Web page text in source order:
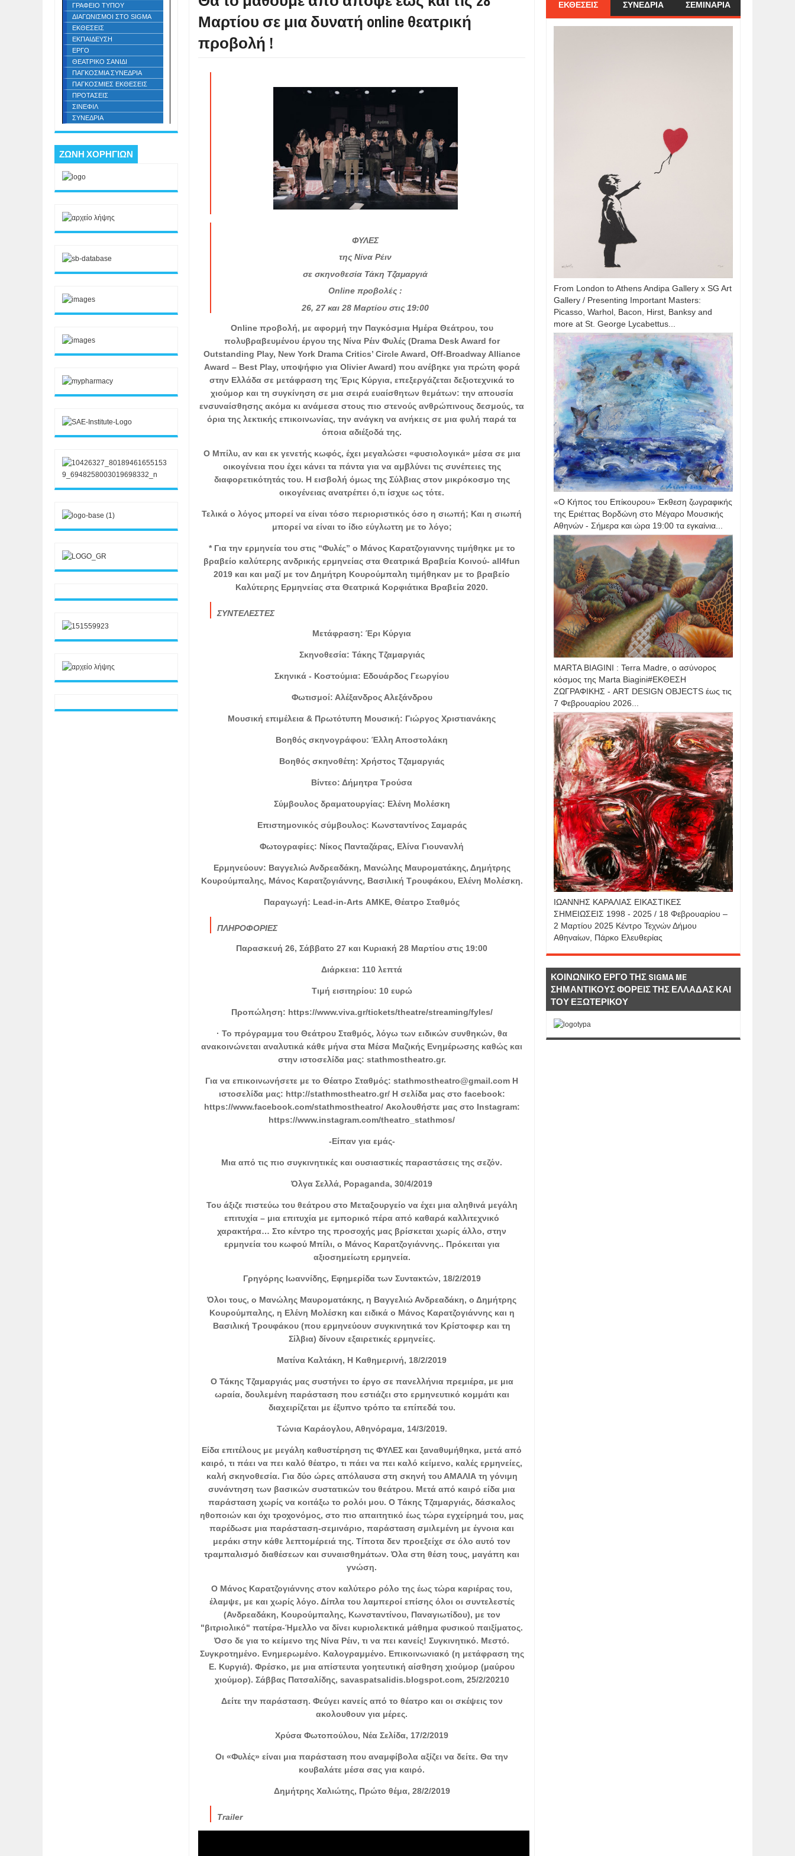
Μαρτίου σε μια δυνατή online θεατρική
προβολή !
ΦΥΛΕΣ
της Νίνα Ρέιν
σε σκηνοθεσία Τάκη Τζαμαργιά
Οnline προβολές :
26, 27 και 28 Μαρτίου στις 19:00
Οnline προβολή, με αφορμή την Παγκόσμια Ημέρα Θεάτρου, του
πολυβραβευμένου έργου της Νίνα Ρέιν Φυλές (Drama Desk Award for
Outstanding Play, New York Drama Critics’ Circle Award, Off-Broadway Alliance
Award – Best Play, υποψήφιο για Olivier Award) που ανέβηκε για πρώτη φορά
στην Ελλάδα σε μετάφραση της Έρις Κύργια, επεξεργάζεται δεξιοτεχνικά το
χιούμορ και τη συγκίνηση σε μια σειρά ευαίσθητων θεμάτων: την απουσία
ενσυναίσθησης ακόμα κι ανάμεσα στους πιο στενούς ανθρώπινους δεσμούς, τα
όρια της λεκτικής επικοινωνίας, την ανάγκη να ανήκεις σε μια φυλή παρά τα
όποια αδιέξοδά της.
Ο Μπίλυ, αν και εκ γενετής κωφός, έχει μεγαλώσει «φυσιολογικά» μέσα σε μια
οικογένεια που έχει κάνει τα πάντα για να αμβλύνει τις συνέπειες της
διαφορετικότητάς του. Η εισβολή όμως της Σύλβιας στον μικρόκοσμο της
οικογένειας ανατρέπει ό,τι ίσχυε ως τότε.
Τελικά ο λόγος μπορεί να είναι τόσο περιοριστικός όσο η σιωπή; Και η σιωπή
μπορεί να είναι το ίδιο εύγλωττη με το λόγο;
* Για την ερμηνεία του στις “Φυλές” ο Μάνος Καρατζογιαννης τιμήθηκε με το
βραβείο καλύτερης ανδρικής ερμηνείας στα Θεατρικά Βραβεία Κοινού- all4fun
2019 και και μαζί με τον Δημήτρη Κουρούμπαλη τιμήθηκαν με το βραβείο
Καλύτερης Ερμηνείας στα Θεατρικά Κορφιάτικα Βραβεία 2020.
ΣΥΝΤΕΛΕΣΤΕΣ
Μετάφραση: Έρι Κύργια
Σκηνοθεσία: Τάκης Τζαμαργιάς
Σκηνικά - Κοστούμια: Εδουάρδος Γεωργίου
Φωτισμοί: Αλέξανδρος Αλεξάνδρου
Μουσική επιμέλεια & Πρωτότυπη Μουσική: Γιώργος Χριστιανάκης
Βοηθός σκηνογράφου: Έλλη Αποστολάκη
Βοηθός σκηνοθέτη: Χρήστος Τζαμαργιάς
Βίντεο: Δήμητρα Τρούσα
Σύμβουλος δραματουργίας: Ελένη Μολέσκη
Επιστημονικός σύμβουλος: Κωνσταντίνος Σαμαράς
Φωτογραφίες: Νίκος Πανταζάρας, Ελίνα Γιουνανλή
Ερμηνεύουν: Βαγγελιώ Ανδρεαδάκη, Μανώλης Μαυροματάκης, Δημήτρης
Κουρούμπαλης, Μάνος Καρατζογιάννης, Βασιλική Τρουφάκου, Ελένη Μολέσκη.
Παραγωγή: Lead-in-Arts ΑΜΚΕ, Θέατρο Σταθμός
ΠΛΗΡΟΦΟΡΙΕΣ
Παρασκευή 26, Σάββατο 27 και Κυριακή 28 Μαρτίου στις 19:00
Διάρκεια: 110 λεπτά
Τιμή εισιτηρίου: 10 ευρώ
Προπώληση: https://www.viva.gr/tickets/theatre/streaming/fyles/
· Το πρόγραμμα του Θεάτρου Σταθμός, λόγω των ειδικών συνθηκών, θα
ανακοινώνεται αναλυτικά κάθε μήνα στα Μέσα Μαζικής Ενημέρωσης καθώς και
στην ιστοσελίδα μας: stathmostheatro.gr.
Για να επικοινωνήσετε με το Θέατρο Σταθμός: stathmostheatro@gmail.com Η
ιστοσελίδα μας: http://stathmostheatro.gr/ Η σελίδα μας στο facebook:
https://www.facebook.com/stathmostheatro/ Ακολουθήστε μας στο Ιnstagram:
https://www.instagram.com/theatro_stathmos/
-Είπαν για εμάς-
Μια από τις πιο συγκινητικές και ουσιαστικές παραστάσεις της σεζόν.
Όλγα Σελλά, Popaganda, 30/4/2019
Του άξιζε πιστεύω του θεάτρου στο Μεταξουργείο να έχει μια αληθινά μεγάλη
επιτυχία – μια επιτυχία με εμπορικό πέρα από καθαρά καλλιτεχνικό
χαρακτήρα… Στο κέντρο της προσοχής μας βρίσκεται χωρίς άλλο, στην
ερμηνεία του κωφού Μπίλι, ο Μάνος Καρατζογιάννης.. Πρόκειται για
αξιοσημείωτη ερμηνεία.
Γρηγόρης Ιωαννίδης, Εφημερίδα των Συντακτών, 18/2/2019
Όλοι τους, ο Μανώλης Μαυροματάκης, η Βαγγελιώ Ανδρεαδάκη, ο Δημήτρης
Κουρούμπαλης, η Ελένη Μολέσκη και ειδικά ο Μάνος Καρατζογιάννης και η
Βασιλική Τρουφάκου (που ερμηνεύουν συγκινητικά τον Κρίστοφερ και τη
Σίλβια) δίνουν εξαιρετικές ερμηνείες.
Ματίνα Καλτάκη, Η Καθημερινή, 18/2/2019
Ο Τάκης Τζαμαργιάς μας συστήνει το έργο σε πανελλήνια πρεμιέρα, με μια
ωραία, δουλεμένη παράσταση που εστιάζει στο ερμηνευτικό κομμάτι και
διαχειρίζεται με έξυπνο τρόπο τα επίπεδά του.
Τώνια Καράογλου, Αθηνόραμα, 14/3/2019.
Είδα επιτέλους με μεγάλη καθυστέρηση τις ΦΥΛΕΣ και ξαναθυμήθηκα, μετά από
καιρό, τι πάει να πει καλό θέατρο, τι πάει να πει καλό κείμενο, καλές ερμηνείες,
καλή σκηνοθεσία. Για δύο ώρες απόλαυσα στη σκηνή του ΑΜΑΛΙΑ τη γόνιμη
συνάντηση των βασικών συστατικών του θεάτρου. Μετά από καιρό είδα μια
παράσταση χωρίς να κοιτάξω το ρολόι μου. Ο Τάκης Τζαμαργιάς, δάσκαλος
ηθοποιών και όχι τροχονόμος, στο πιο απαιτητικό έως τώρα εγχείρημά του, μας
παρέδωσε μια παράσταση-σεμινάριο, παράσταση σμιλεμένη με έγνοια και
μεράκι στην κάθε λεπτομέρειά της. Τίποτα δεν προεξείχε σε όλο αυτό τον
τραμπαλισμό διαθέσεων και συναισθημάτων. Όλα στη θέση τους, μαγάπη και
γνώση.
Ο Μάνος Καρατζογιάννης στον καλύτερο ρόλο της έως τώρα καριέρας του,
έλαμψε, με και χωρίς λόγο. Δίπλα του λαμπεροί επίσης όλοι οι συντελεστές
(Ανδρεαδάκη, Κουρούμπαλης, Κωνσταντίνου, Παναγιωτίδου), με τον
"βιτριολικό" πατέρα-Ήμελλο να δίνει κυριολεκτικά μάθημα φυσικού παιξίματος.
Όσο δε για το κείμενο της Νίνα Ρέιν, τι να πει κανείς! Συγκινητικό. Μεστό.
Συγκροτημένο. Ενημερωμένο. Καλογραμμένο. Επικοινωνιακό (η μετάφραση της
Ε. Κυργιά). Φρέσκο, με μια απίστευτα γοητευτική αίσθηση χιούμορ (μαύρου
χιούμορ). Σάββας Πατσαλίδης, savaspatsalidis.blogspot.com, 25/2/20210
Δείτε την παράσταση. Φεύγει κανείς από το θέατρο και οι σκέψεις τον
ακολουθουν για μέρες.
Χρύσα Φωτοπούλου, Νέα Σελίδα, 17/2/2019
Οι «Φυλές» είναι μια παράσταση που αναμφίβολα αξίζει να δείτε. Θα την
κουβαλάτε μέσα σας για καιρό.
Δημήτρης Χαλιώτης, Πρώτο θέμα, 28/2/2019
Trailer
ΓΡΑΦΕΙΟ ΤΥΠΟΥ
ΔΙΑΓΩΝΙΣΜΟΙ ΣΤΟ SIGMA
ΕΚΘΕΣΕΙΣ
ΕΚΠΑΙΔΕΥΣΗ
ΕΡΓΟ
ΘΕΑΤΡΙΚΟ ΣΑΝΙΔΙ
ΠΑΓΚΟΣΜΙΑ ΣΥΝΕΔΡΙΑ
ΠΑΓΚΟΣΜΙΕΣ ΕΚΘΕΣΕΙΣ
ΠΡΟΤΑΣΕΙΣ
ΣΙΝΕΦΙΛ
ΣΥΝΕΔΡΙΑ
ΖΩΝΗ ΧΟΡΗΓΙΩΝ
ΕΚΘΕΣΕΙΣ ΣΥΝΕΔΡΙΑ ΣΕΜΙΝΑΡΙΑ
From London to Athens Andipa Gallery x SG Art
Gallery / Presenting Important Masters:
Picasso, Warhol, Bacon, Hirst, Banksy and
more at St. George Lycabettus...
«Ο Κήπος του Επίκουρου» Έκθεση ζωγραφικής
της Εριέττας Βορδώνη στο Μέγαρο Μουσικής
Αθηνών - Σήμερα και ώρα 19:00 τα εγκαίνια...
MARTA BIAGINI : Terra Madre, ο ασύνορος
κόσμος της Marta Biagini#ΕΚΘΕΣΗ
ΖΩΓΡΑΦΙΚΗΣ - ART DESIGN OBJECTS έως τις
7 Φεβρουαρίου 2026...
IΩΑΝΝΗΣ KAΡΑΛΙΑΣ ΕΙΚΑΣΤΙΚΕΣ
ΣΗΜΕΙΩΣΕΙΣ 1998 - 2025 / 18 Φεβρουαρίου –
2 Μαρτίου 2025 Κέντρο Τεχνών Δήμου
Αθηναίων, Πάρκο Ελευθερίας
ΚΟΙΝΩΝΙΚΟ ΕΡΓΟ ΤΗΣ SIGMA ME
ΣΗΜΑΝΤΙΚΟΥΣ ΦΟΡΕΙΣ ΤΗΣ ΕΛΛΑΔΑΣ ΚΑΙ
ΤΟΥ ΕΞΩΤΕΡΙΚΟΥ